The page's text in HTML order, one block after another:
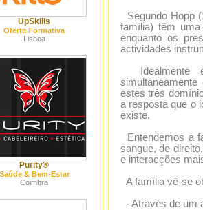
UpSkills
Oferta Formativa
Lisboa
Purity®
Saúde & Bem-Estar
Coimbra
Segundo Hopp
família) têm
enquanto os
actividades
Idealmente
estes três
a resposta que o
existe.
Entendemos a
sangue, de
e interacções
A família vê-se
- Através de um